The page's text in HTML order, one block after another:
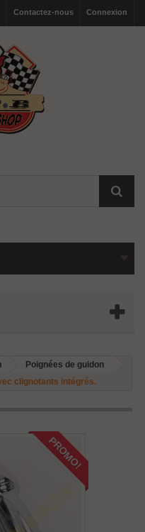
Connexion
Contactez-nous
Poignées de guidon
clignotants intégrés.
PROMO!